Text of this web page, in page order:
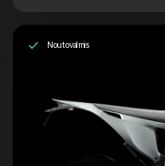
Noutovalmis